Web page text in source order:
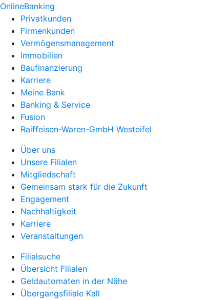
OnlineBanking
Privatkunden
Firmenkunden
Vermögensmanagement
Immobilien
Baufinanzierung
Karriere
Meine Bank
Banking & Service
Fusion
Raiffeisen-Waren-GmbH Westeifel
Über uns
Unsere Filialen
Mitgliedschaft
Gemeinsam stark für die Zukunft
Engagement
Nachhaltigkeit
Karriere
Veranstaltungen
Filialsuche
Übersicht Filialen
Geldautomaten in der Nähe
Übergangsfiliale Kall